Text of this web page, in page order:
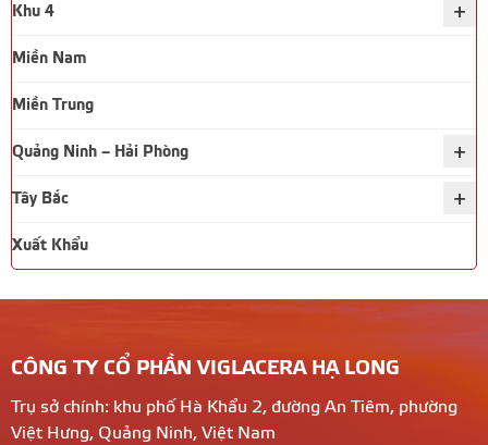
Khu 4 +
Miền Nam
Miền Trung
Quảng Ninh – Hải Phòng +
Tây Bắc +
Xuất Khẩu
CÔNG TY CỔ PHẦN VIGLACERA HẠ LONG
Trụ sở chính: khu phố Hà Khẩu 2, đường An Tiêm, phường
Việt Hưng, Quảng Ninh, Việt Nam